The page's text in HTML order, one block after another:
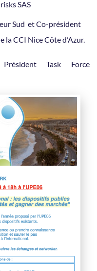
SAS
Sud et Co-président
CCI Nice Côte d’Azur.
Task Force